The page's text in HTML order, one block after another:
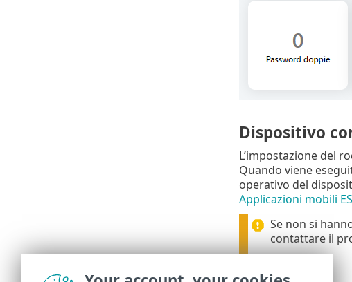
Dispositivo
L’impostazione del
Quando viene
operativo del
Applicazioni mobili
Se non si
contattare il